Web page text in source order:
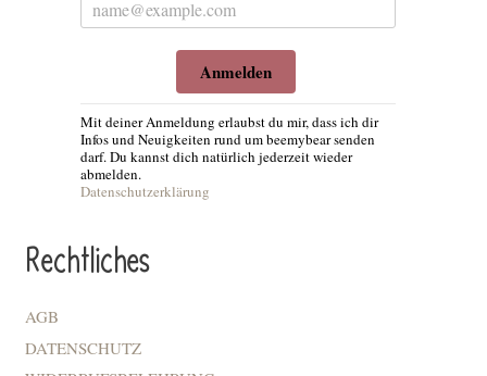
Anmelden
Mit deiner Anmeldung erlaubst du mir, dass ich dir
Infos und Neuigkeiten rund um beemybear senden
darf. Du kannst dich natürlich jederzeit wieder
abmelden.
Datenschutzerklärung
Rechtliches
AGB
DATENSCHUTZ